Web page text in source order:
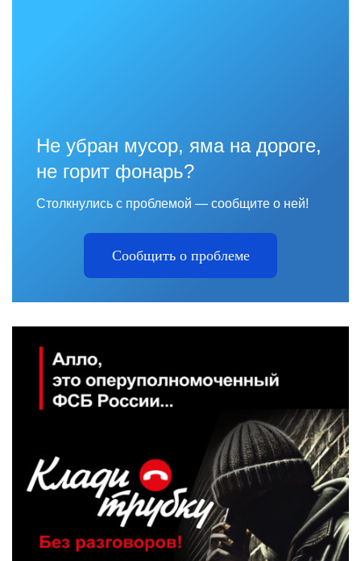
Не убран мусор, яма на дороге,
не горит фонарь?
Столкнулись с проблемой — сообщите о ней!
Сообщить о проблеме